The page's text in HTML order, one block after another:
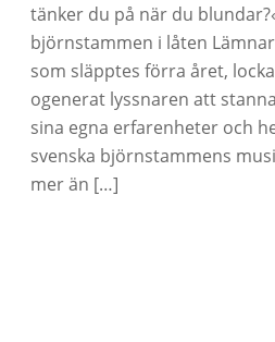
tänker du på när du
björnstammen i låten
som släpptes förra året,
ogenerat lyssnaren att
sina egna erfarenheter och
svenska björnstammens
mer än […]